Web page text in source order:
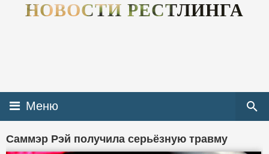
НОВОСТИ РЕСТЛИНГА
Меню
Саммэр Рэй получила серьёзную травму